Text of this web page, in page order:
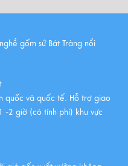
ấm trà gốm Bát
ưa chuộng nhất
gốm sứ Bát Tràng nổi
quốc và quốc tế. Hỗ trợ giao
-2 giờ (có tính phí) khu vực